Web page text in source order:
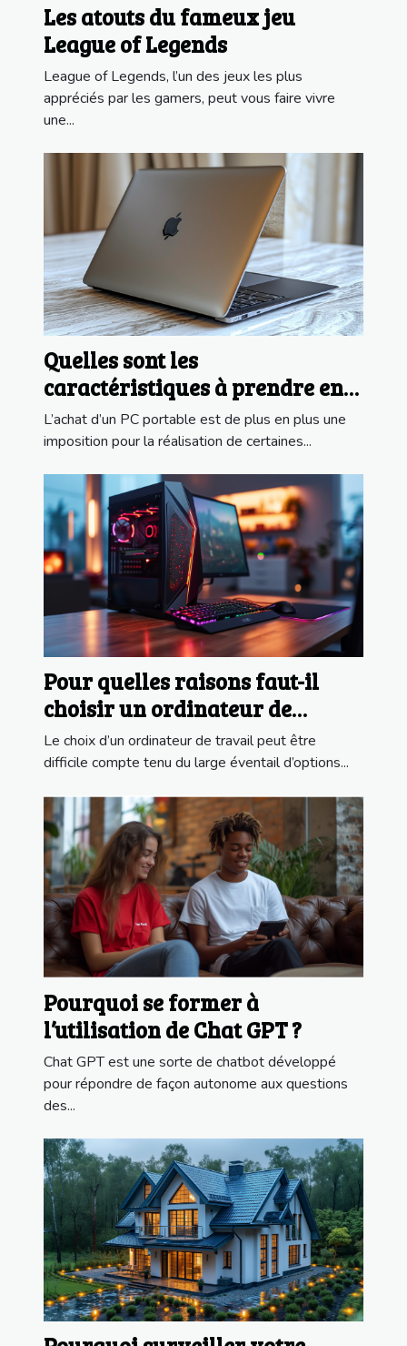
Les atouts du fameux jeu
League of Legends
League of Legends, l’un des jeux les plus
appréciés par les gamers, peut vous faire vivre
une...
Quelles sont les
caractéristiques à prendre en
compte pour acheter un PC
portable ?
L’achat d’un PC portable est de plus en plus une
imposition pour la réalisation de certaines...
Pour quelles raisons faut-il
choisir un ordinateur de
bureau ?
Le choix d’un ordinateur de travail peut être
difficile compte tenu du large éventail d’options...
Pourquoi se former à
l’utilisation de Chat GPT ?
Chat GPT est une sorte de chatbot développé
pour répondre de façon autonome aux questions
des...